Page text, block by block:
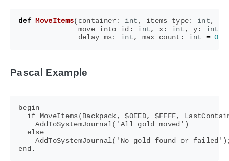
def MoveItems( container : int, items_type: int,
move_into_id : int, x: int, y: int
delay_ms: int, max_count : int = 0
Pascal Example
begin
if MoveItems(Backpack, $0EED, $FFFF,
    AddToSystemJournal('All gold moved')
  else
AddToSystemJournal('No gold found or